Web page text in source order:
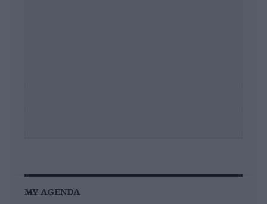
MY AGENDA